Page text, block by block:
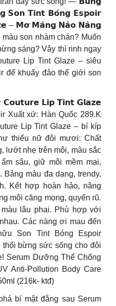
𝗧𝗶𝗻𝘁 𝗕𝗼́𝗻𝗴 𝗘𝘀𝗽𝗼𝗶𝗿
– 𝗠𝗼̛ 𝗠𝗮̀𝗻𝗴 𝗡𝗮̀𝗼 𝗡𝗮̀𝗻𝗴
son nhàm chán? Muốn
sáng? Vậy thì rinh ngay
Lip Tint Glaze – siêu
để khuấy đảo thế giới son
𝗟𝗶𝗽 𝗧𝗶𝗻𝘁 𝗚𝗹𝗮𝘇𝗲
Xuất xứ: Hàn Quốc 289.K
Lip Tint Glaze – bí kíp
thiếu nữ đôi mươi: Chất
lướt nhẹ trên môi, màu sắc
sâu, giữ môi mềm mại,
Bảng màu đa dạng, trendy,
Kết hợp hoàn hảo, nâng
môi căng mọng, quyến rũ.
lâu phai. Phù hợp với
Các nàng ơi mau đến
Son Tint Bóng Espoir
thổi bừng sức sống cho đôi
Serum Dưỡng Thể Chống
Anti-Pollution Body Care
(216k- ktđ)
bí mật đằng sau Serum